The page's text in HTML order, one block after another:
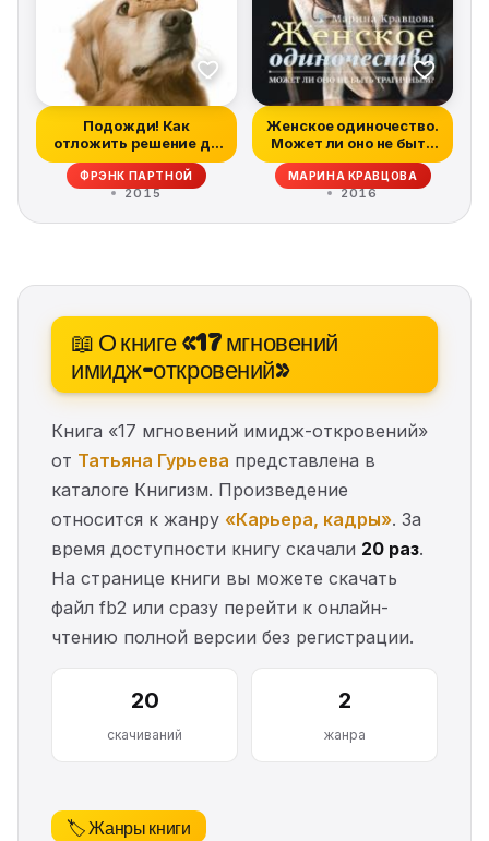
Подожди! Как
отложить решение до
последнего момент...
ФРЭНК ПАРТНОЙ
2015
Женское одиночество.
Может ли оно не быть
трагичны...
МАРИНА КРАВЦОВА
2016
📖 О книге «17 мгновений
имидж-откровений»
Книга «17 мгновений имидж-откровений»
от Татьяна Гурьева представлена в
каталоге Книгизм. Произведение
относится к жанру «Карьера, кадры». За
время доступности книгу скачали 20 раз.
На странице книги вы можете скачать
файл fb2 или сразу перейти к онлайн-
чтению полной версии без регистрации.
20
скачиваний
2
жанра
🏷️ Жанры книги